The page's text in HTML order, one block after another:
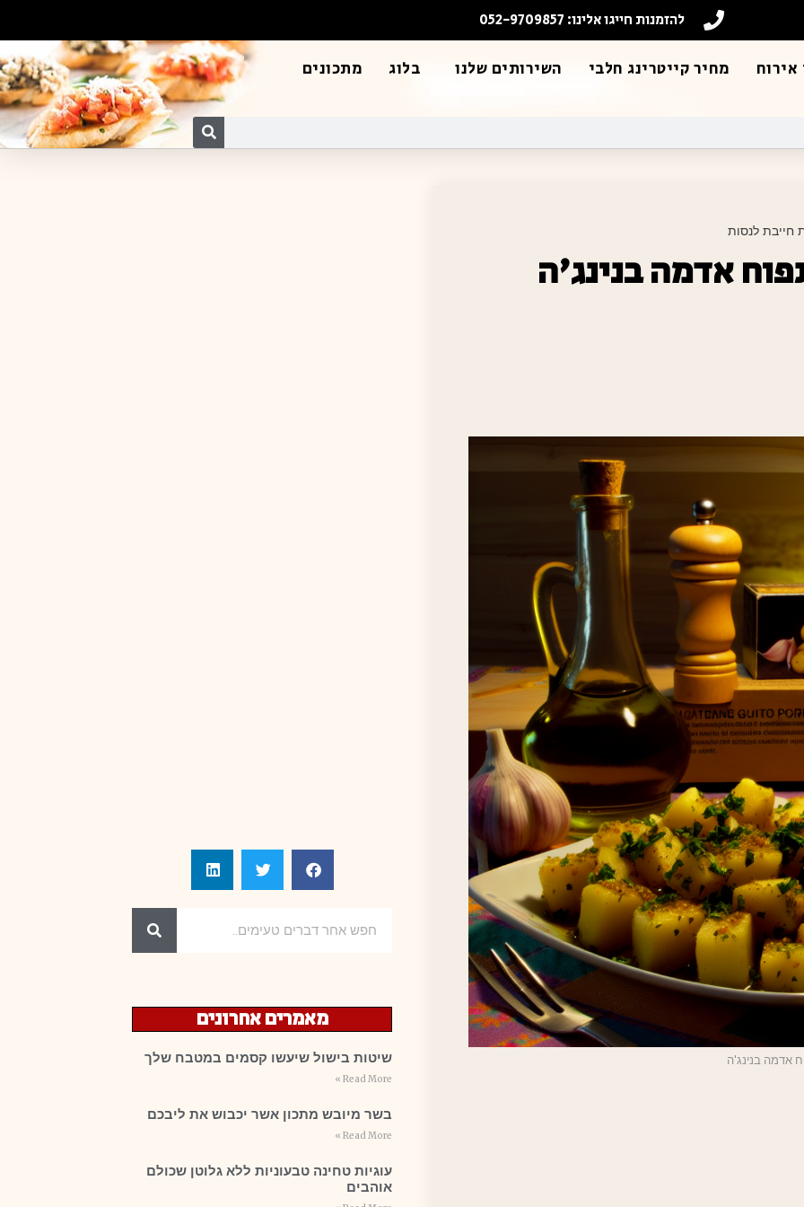
להזמנות חייגו אלינו: 052-9709857
מחיר קייטרינג חלבי השירותים שלנו בלוג מתכונים
לנסות
אדמה בנינג'ה
אדמה בנינג'ה
מאמרים אחרונים
שיטות בישול שיעשו קסמים במטבח שלך
Read More »
בשר מיובש מתכון אשר יכבוש את ליבכם
Read More »
עוגיות טחינה טבעוניות ללא גלוטן שכולם
אוהבים